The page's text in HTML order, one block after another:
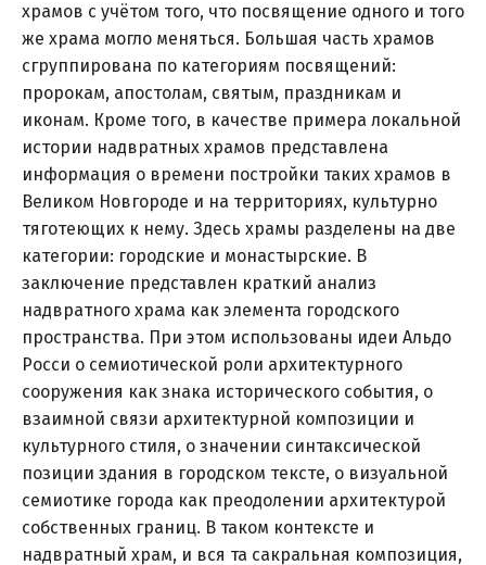
храмов с учётом того, что посвящение одного и того
же храма могло меняться. Большая часть храмов
сгруппирована по категориям посвящений:
пророкам, апостолам, святым, праздникам и
иконам. Кроме того, в качестве примера локальной
истории надвратных храмов представлена
информация о времени постройки таких храмов в
Великом Новгороде и на территориях, культурно
тяготеющих к нему. Здесь храмы разделены на две
категории: городские и монастырские. В
заключение представлен краткий анализ
надвратного храма как элемента городского
пространства. При этом использованы идеи Альдо
Росси о семиотической роли архитектурного
сооружения как знака исторического события, о
взаимной связи архитектурной композиции и
культурного стиля, о значении синтаксической
позиции здания в городском тексте, о визуальной
семиотике города как преодолении архитектурой
собственных границ. В таком контексте и
надвратный храм, и вся та сакральная композиция,